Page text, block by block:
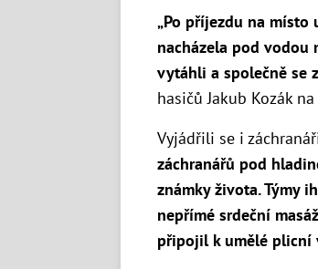
„Po příjezdu na
nacházela pod vodou
vytáhli a společně se
hasičů Jakub Kozák na
Vyjádřili se i
záchranářů pod
známky života. Týmy
nepřímé srdeční
připojil k umělé plicní